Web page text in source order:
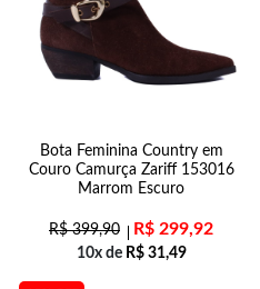
Bota Feminina Country em
Couro Camurça Zariff 153016
Marrom Escuro
R$399,90 R$ 299,92
10x de R$31,49